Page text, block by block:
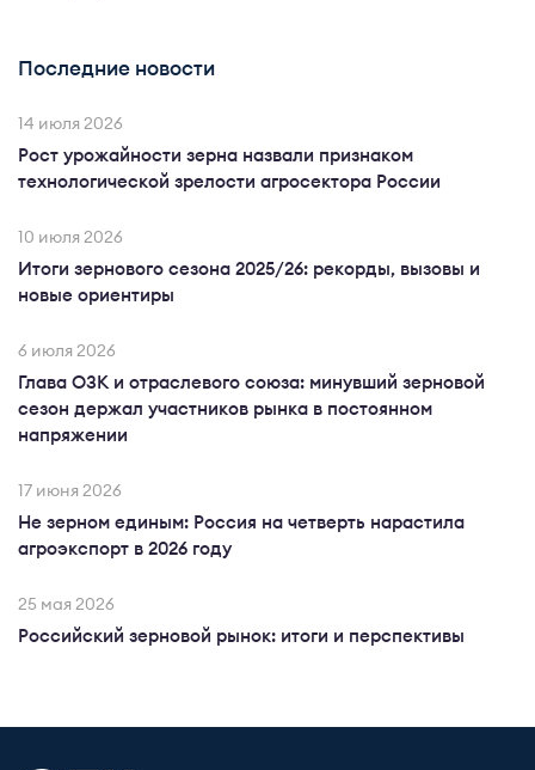
Последние новости
14 июля 2026
Рост урожайности зерна назвали признаком
технологической зрелости агросектора России
10 июля 2026
Итоги зернового сезона 2025/26: рекорды, вызовы и
новые ориентиры
6 июля 2026
Глава ОЗК и отраслевого союза: минувший зерновой
сезон держал участников рынка в постоянном
напряжении
17 июня 2026
Не зерном единым: Россия на четверть нарастила
агроэкспорт в 2026 году
25 мая 2026
Российский зерновой рынок: итоги и перспективы